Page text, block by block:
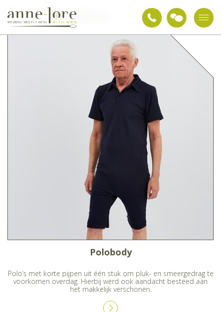
Zorgtextiel Aangepaste kledij
Polobody
Polo’s met korte pijpen uit één stuk om pluk- en smeergedrag te
voorkomen overdag. Hierbij werd ook aandacht besteed aan
het makkelijk verschonen.